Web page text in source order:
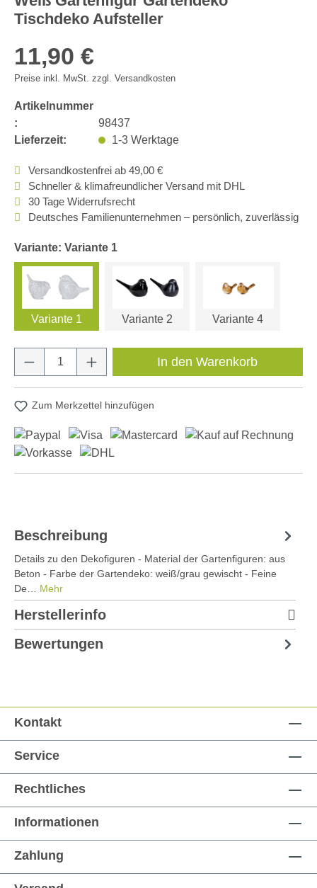
Tischdeko Aufsteller
11,90 €
Preise inkl. MwSt. zzgl. Versandkosten
Artikelnummer
:
98437
Lieferzeit:
1-3 Werktage
Versandkostenfrei ab 49,00 €
Schneller & klimafreundlicher Versand mit DHL
30 Tage Widerrufsrecht
Deutsches Familienunternehmen – persönlich, zuverlässig
Variante: Variante 1
Variante 1 Variante 2 Variante 4
Produkt Anzahl: Gib den gewünschten
In den Warenkorb
Zum Merkzettel hinzufügen
Beschreibung
Details zu den Dekofiguren - Material der Gartenfiguren: aus
Beton - Farbe der Gartendeko: weiß/grau gewischt - Feine
De… Mehr
Herstellerinfo
Bewertungen
Kontakt
Service
Rechtliches
Informationen
Zahlung